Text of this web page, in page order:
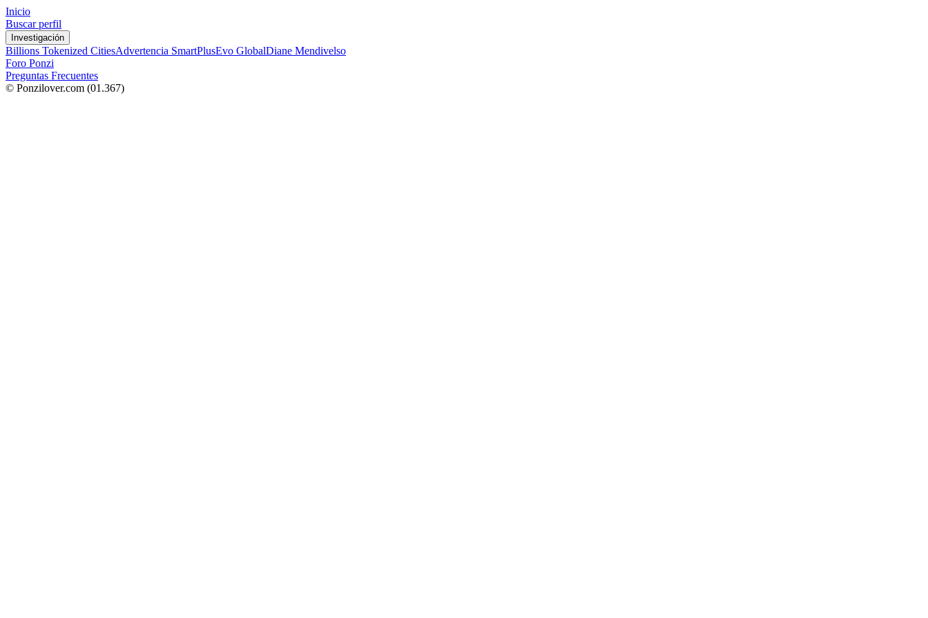
Inicio
Buscar perfil
Investigación
Billions Tokenized CitiesAdvertencia SmartPlusEvo GlobalDiane Mendivelso
Foro Ponzi
Preguntas Frecuentes
© Ponzilover.com (01.367)